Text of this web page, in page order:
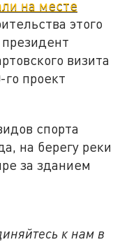
на месте
этого
визита
проект
спорта
на берегу реки
за зданием
к нам в